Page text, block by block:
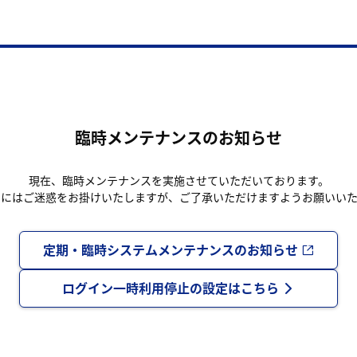
臨時メンテナンスのお知らせ
現在、臨時メンテナンスを実施させていただいております。
はご迷惑をお掛けいたしますが、ご了承いただけますようお願いい
定期・臨時システムメンテナンスのお知らせ
ログイン一時利用停止の設定はこちら